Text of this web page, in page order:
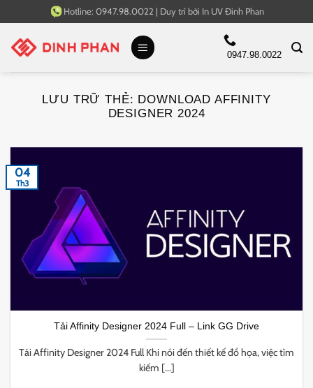
qua
nội
Hotline: 0947.98.0022 | Duy trì bởi In UV Đinh Phan
0947.98.0022
LƯU TRỮ THẺ: DOWNLOAD AFFINITY
DESIGNER 2024
Tải Affinity Designer 2024 Full – Link GG Drive
Tải Affinity Designer 2024 Full Khi nói đến thiết kế đồ họa, việc tìm
kiếm [...]
04
Th3